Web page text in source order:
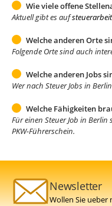
Wie viele offene
Aktuell gibt es auf
Welche anderen Orte
Folgende Orte sind auch
Welche anderen Jobs
Wer nach Steuer Jobs in
Welche Fähigkeiten
Für einen Steuer Job in
PKW-Führerschein.
Newsletter
Wollen Sie ueber